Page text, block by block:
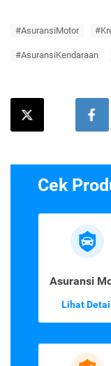
#AsuransiMotor
#AsuransiKendaraan
Cek
Asuransi
Lihat Detail